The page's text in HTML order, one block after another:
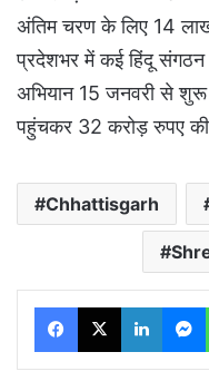
अंतिम चरण के लिए 14
प्रदेशभर में कई हिंदू
अभियान 15 जनवरी से
पहुंचकर 32 करोड़ रुपए की
Chhattisgarh
Facebook
X